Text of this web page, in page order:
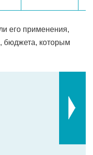
его применения,
бюджета, которым